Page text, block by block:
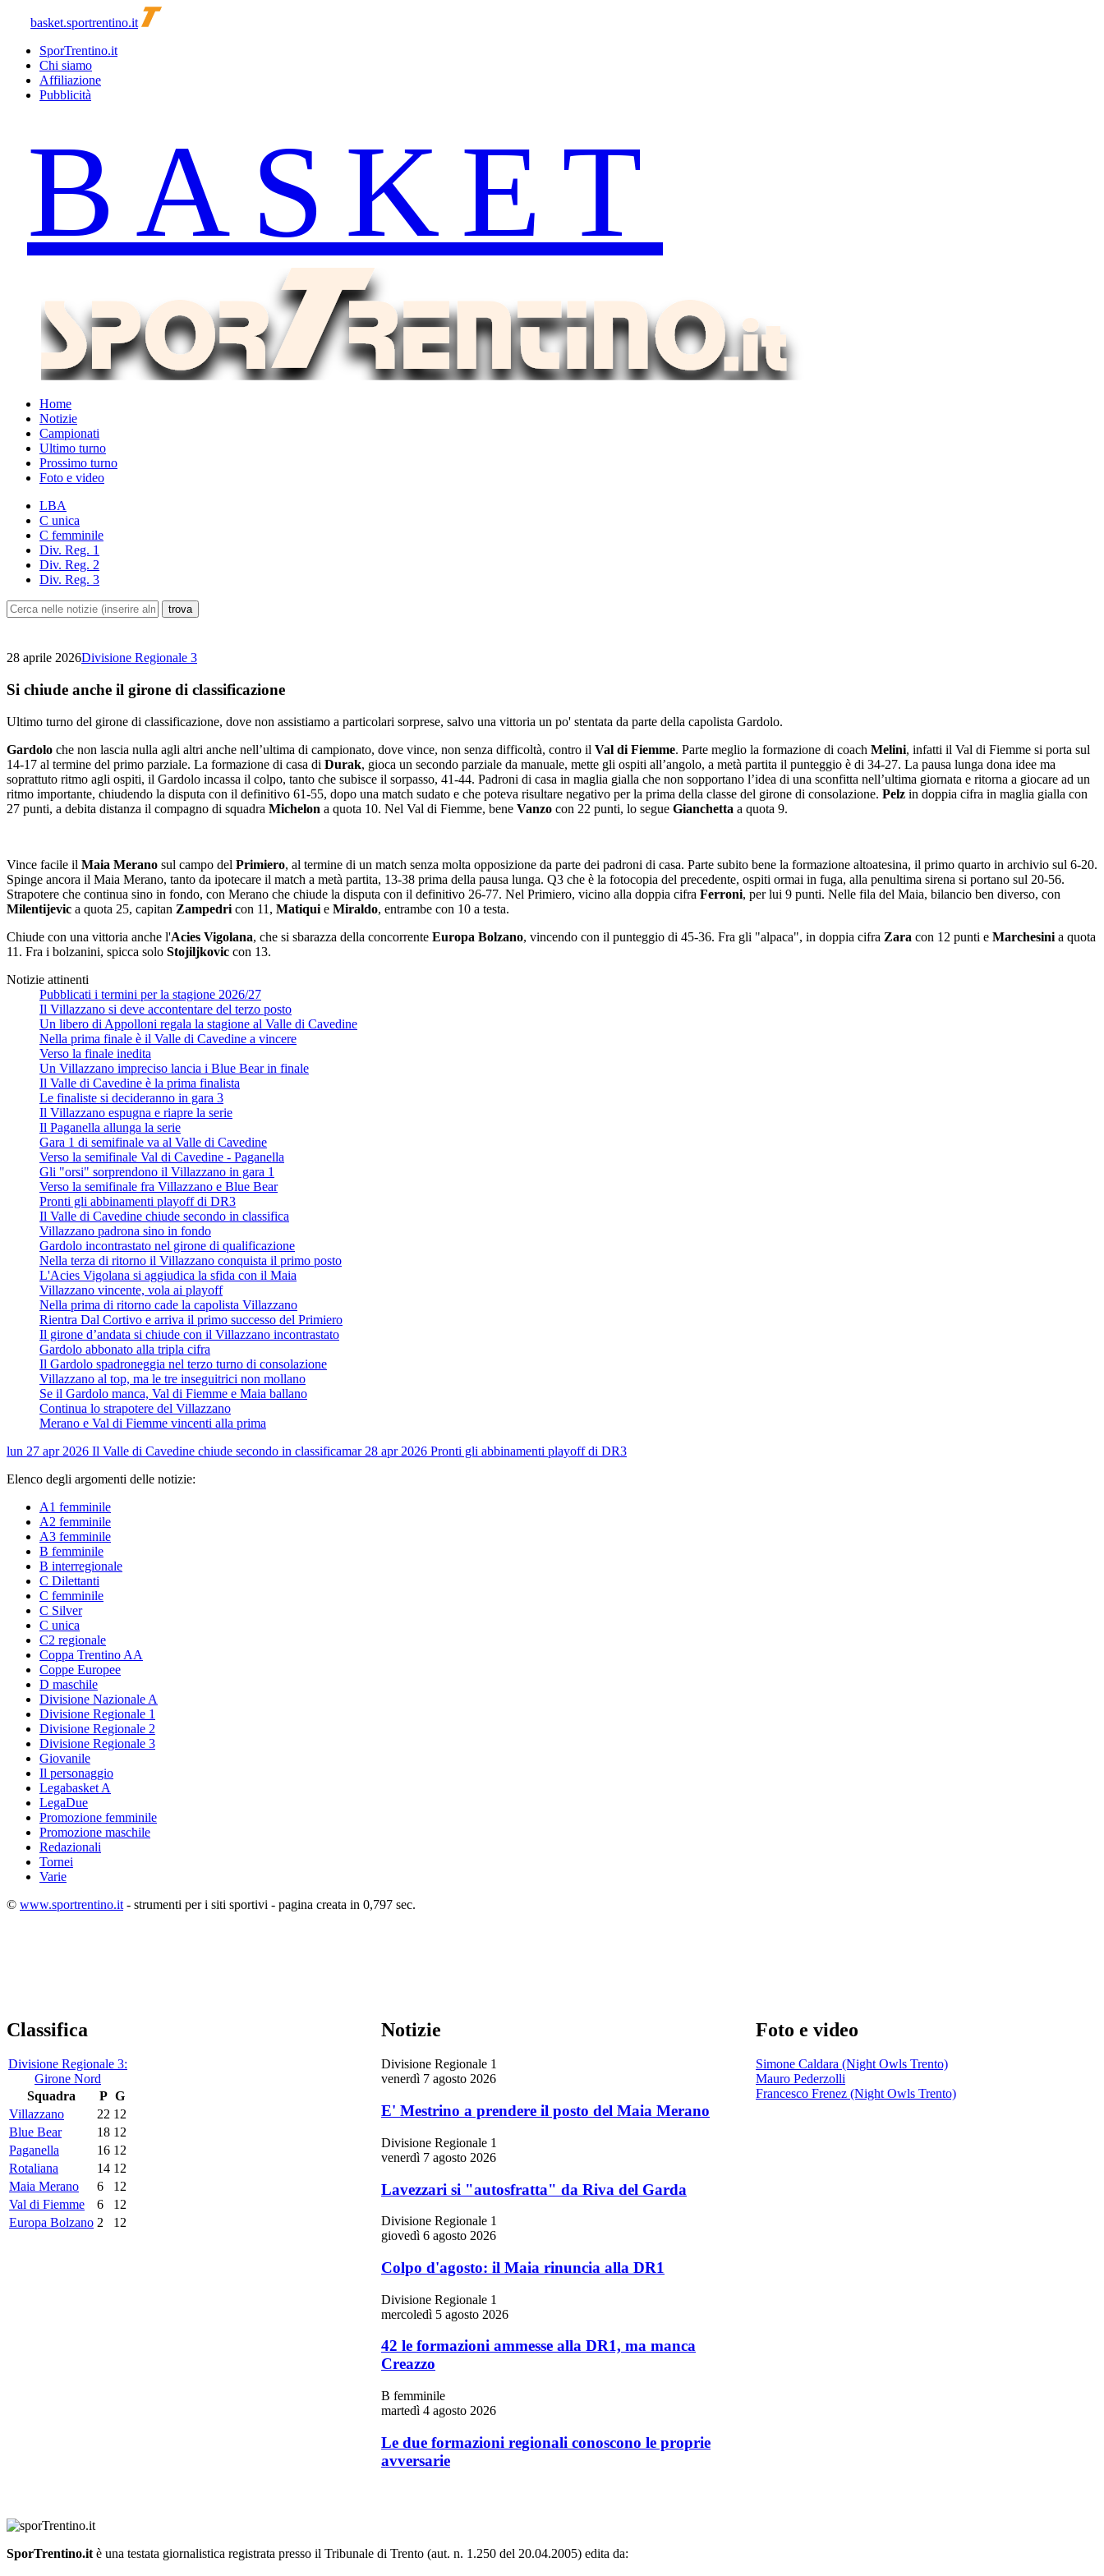
basket.sportrentino.it
SporTrentino.it
Chi siamo
Affiliazione
Pubblicità
Home
Notizie
Campionati
Ultimo turno
Prossimo turno
Foto e video
LBA
C unica
C femminile
Div. Reg. 1
Div. Reg. 2
Div. Reg. 3
28 aprile 2026Divisione Regionale 3
Si chiude anche il girone di classificazione
Ultimo turno del girone di classificazione, dove non assistiamo a particolari sorprese, salvo una vittoria un po' stentata da parte della capolista Gardolo.
Gardolo che non lascia nulla agli altri anche nell’ultima di campionato, dove vince, non senza difficoltà, contro il Val di Fiemme. Parte meglio la formazione di coach Melini, infatti il Val di Fiemme si porta sul
14-17 al termine del primo parziale. La formazione di casa di Durak, gioca un secondo parziale da manuale, mette gli ospiti all’angolo, a metà partita il punteggio è di 34-27. La pausa lunga dona idee ma
soprattuto ritmo agli ospiti, il Gardolo incassa il colpo, tanto che subisce il sorpasso, 41-44. Padroni di casa in maglia gialla che non sopportano l’idea di una sconfitta nell’ultima giornata e ritorna a giocare ad un
ritmo importante, chiudendo la disputa con il definitivo 61-55, dopo una match sudato e che poteva risultare negativo per la prima della classe del girone di consolazione. Pelz in doppia cifra in maglia gialla con
27 punti, a debita distanza il compagno di squadra Michelon a quota 10. Nel Val di Fiemme, bene Vanzo con 22 punti, lo segue Gianchetta a quota 9.
Vince facile il Maia Merano sul campo del Primiero, al termine di un match senza molta opposizione da parte dei padroni di casa. Parte subito bene la formazione altoatesina, il primo quarto in archivio sul 6-20.
Spinge ancora il Maia Merano, tanto da ipotecare il match a metà partita, 13-38 prima della pausa lunga. Q3 che è la fotocopia del precedente, ospiti ormai in fuga, alla penultima sirena si portano sul 20-56.
Strapotere che continua sino in fondo, con Merano che chiude la disputa con il definitivo 26-77. Nel Primiero, vicino alla doppia cifra Ferroni, per lui 9 punti. Nelle fila del Maia, bilancio ben diverso, con
Milentijevic a quota 25, capitan Zampedri con 11, Matiqui e Miraldo, entrambe con 10 a testa.
Chiude con una vittoria anche l'Acies Vigolana, che si sbarazza della concorrente Europa Bolzano, vincendo con il punteggio di 45-36. Fra gli "alpaca", in doppia cifra Zara con 12 punti e Marchesini a quota
11. Fra i bolzanini, spicca solo Stojiljkovic con 13.
Notizie attinenti
Pubblicati i termini per la stagione 2026/27
Il Villazzano si deve accontentare del terzo posto
Un libero di Appolloni regala la stagione al Valle di Cavedine
Nella prima finale è il Valle di Cavedine a vincere
Verso la finale inedita
Un Villazzano impreciso lancia i Blue Bear in finale
Il Valle di Cavedine è la prima finalista
Le finaliste si decideranno in gara 3
Il Villazzano espugna e riapre la serie
Il Paganella allunga la serie
Gara 1 di semifinale va al Valle di Cavedine
Verso la semifinale Val di Cavedine - Paganella
Gli "orsi" sorprendono il Villazzano in gara 1
Verso la semifinale fra Villazzano e Blue Bear
Pronti gli abbinamenti playoff di DR3
Il Valle di Cavedine chiude secondo in classifica
Villazzano padrona sino in fondo
Gardolo incontrastato nel girone di qualificazione
Nella terza di ritorno il Villazzano conquista il primo posto
L'Acies Vigolana si aggiudica la sfida con il Maia
Villazzano vincente, vola ai playoff
Nella prima di ritorno cade la capolista Villazzano
Rientra Dal Cortivo e arriva il primo successo del Primiero
Il girone d’andata si chiude con il Villazzano incontrastato
Gardolo abbonato alla tripla cifra
Il Gardolo spadroneggia nel terzo turno di consolazione
Villazzano al top, ma le tre inseguitrici non mollano
Se il Gardolo manca, Val di Fiemme e Maia ballano
Continua lo strapotere del Villazzano
Merano e Val di Fiemme vincenti alla prima
lun 27 apr 2026 Il Valle di Cavedine chiude secondo in classificamar 28 apr 2026 Pronti gli abbinamenti playoff di DR3
Elenco degli argomenti delle notizie:
A1 femminile
A2 femminile
A3 femminile
B femminile
B interregionale
C Dilettanti
C femminile
C Silver
C unica
C2 regionale
Coppa Trentino AA
Coppe Europee
D maschile
Divisione Nazionale A
Divisione Regionale 1
Divisione Regionale 2
Divisione Regionale 3
Giovanile
Il personaggio
Legabasket A
LegaDue
Promozione femminile
Promozione maschile
Redazionali
Tornei
Varie
© www.sportrentino.it - strumenti per i siti sportivi - pagina creata in 0,797 sec.
Classifica
Divisione Regionale 3:
Girone Nord
Squadra
P G
Villazzano
22 12
Blue Bear
18 12
Paganella
16 12
Rotaliana
14 12
Maia Merano
6
12
Val di Fiemme
6
12
Europa Bolzano 2 12
Notizie
Divisione Regionale 1
venerdì 7 agosto 2026
E' Mestrino a prendere il posto del Maia Merano
Divisione Regionale 1
venerdì 7 agosto 2026
Lavezzari si "autosfratta" da Riva del Garda
Divisione Regionale 1
giovedì 6 agosto 2026
Colpo d'agosto: il Maia rinuncia alla DR1
Divisione Regionale 1
mercoledì 5 agosto 2026
42 le formazioni ammesse alla DR1, ma manca
Creazzo
B femminile
martedì 4 agosto 2026
Le due formazioni regionali conoscono le proprie
avversarie
Foto e video
Simone Caldara (Night Owls Trento)
Mauro Pederzolli
Francesco Frenez (Night Owls Trento)
SporTrentino.it è una testata giornalistica registrata presso il Tribunale di Trento (aut. n. 1.250 del 20.04.2005) edita da: